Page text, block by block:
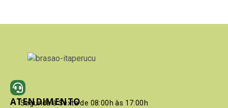
ATENDIMENTO
Segunda à Sexta de 08:00h às 17:00h